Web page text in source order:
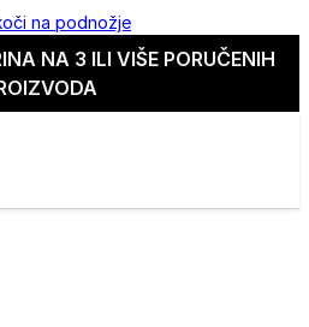
na podnožje
NA 3 ILI VIŠE PORUČENIH